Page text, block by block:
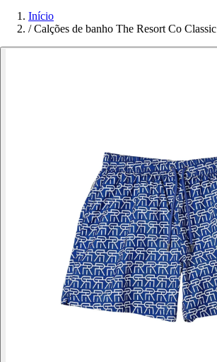
Início
/ Calções de banho The Resort Co Classic